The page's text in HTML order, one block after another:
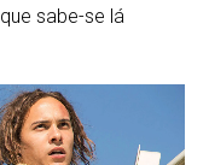
que sabe-se lá